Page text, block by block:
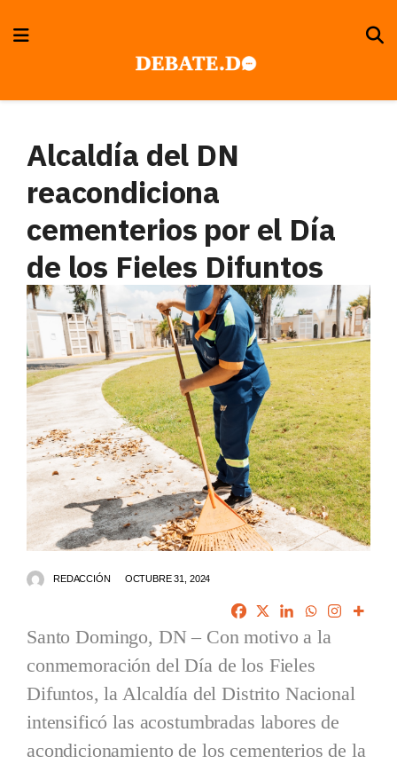
Alcaldía del DN
reacondiciona
cementerios por el Día
de los Fieles Difuntos
REDACCIÓN OCTUBRE 31, 2024
Santo Domingo, DN – Con motivo a la
conmemoración del Día de los Fieles
Difuntos, la Alcaldía del Distrito Nacional
intensificó las acostumbradas labores de
acondicionamiento de los cementerios de la